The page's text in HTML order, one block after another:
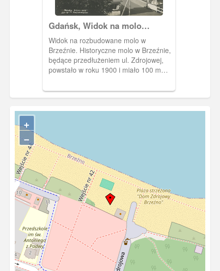
Gdańsk, Widok na molo
Brzeźnie
Widok na rozbudowane molo w
Brzeźnie. Historyczne molo w Brzeźnie,
będące przedłużeniem ul. Zdrojowej,
powstało w roku 1900 i miało 100 m
zostało rozbudowane do 250 metrów i 6
m szerokości.
+
−